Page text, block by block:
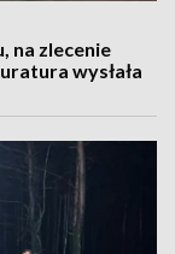
na zlecenie
wysłała